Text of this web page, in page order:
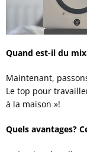
Quand est-il du
Maintenant,
Le top pour
à la maison »!
Quels avantages?